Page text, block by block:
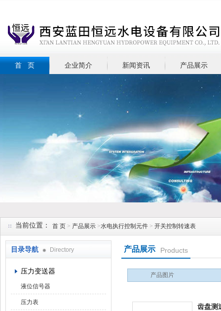
首 页 企业简介 新闻资讯 产品展示
当前位置： 首 页 > 产品展示 >水电执行控制元件 > 开关控制转速表
目录导航 Directory
压力变送器
液位信号器
压力表
产品展示 Products
产品图片
齿盘测